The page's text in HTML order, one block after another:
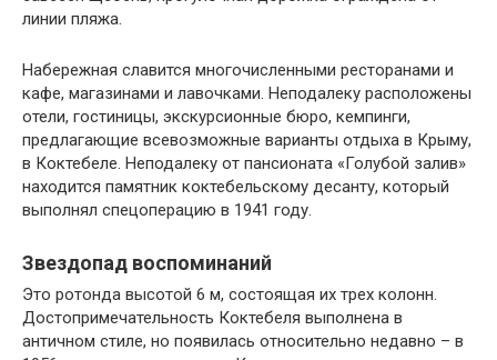
линии пляжа.
Набережная славится многочисленными ресторанами и
кафе, магазинами и лавочками. Неподалеку расположены
отели, гостиницы, экскурсионные бюро, кемпинги,
предлагающие всевозможные варианты отдыха в Крыму,
в Коктебеле. Неподалеку от пансионата «Голубой залив»
находится памятник коктебельскому десанту, который
выполнял спецоперацию в 1941 году.
Звездопад воспоминаний
Это ротонда высотой 6 м, состоящая их трех колонн.
Достопримечательность Коктебеля выполнена в
античном стиле, но появилась относительно недавно – в